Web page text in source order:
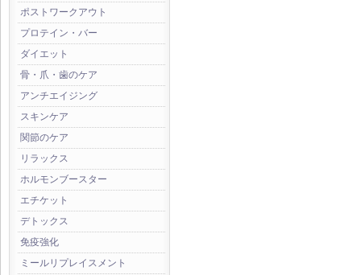
ポストワークアウト
プロテイン・バー
ダイエット
骨・爪・歯のケア
アンチエイジング
スキンケア
関節のケア
リラックス
ホルモンブースター
エチケット
デトックス
免疫強化
ミールリプレイスメント